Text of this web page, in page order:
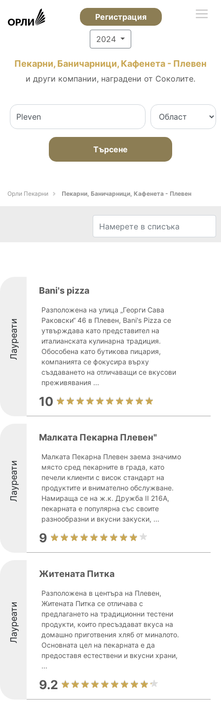
Регистрация
2024
Пекарни, Баничарници, Кафенета - Плевен
и други компании, наградени от Соколите.
Търсене
Орли Пекарни Пекарни, Баничарници, Кафенета - Плевен
Лауреати
Bani's pizza
Разположена на улица „Георги Сава
Раковски“ 46 в Плевен, Bani's Pizza се
утвърждава като представител на
италианската кулинарна традиция.
Обособена като бутикова пицария,
компанията се фокусира върху
създаването на отличаващи се вкусови
преживявания ...
10
Лауреати
Малката Пекарна Плевен"
Малката Пекарна Плевен заема значимо
място сред пекарните в града, като
печели клиенти с висок стандарт на
продуктите и внимателно обслужване.
Намираща се на ж.к. Дружба II 216А,
пекарната е популярна със своите
разнообразни и вкусни закуски, ...
9
Лауреати
Житената Питка
Разположена в центъра на Плевен,
Житената Питка се отличава с
предлагането на традиционни тестени
продукти, които пресъздават вкуса на
домашно приготвения хляб от миналото.
Основната цел на пекарната е да
предоставя естествени и вкусни храни,
...
9.2